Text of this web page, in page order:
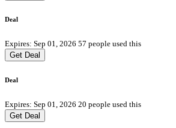
Deal
Expires: Sep 01, 2026 57 people used this
Get Deal
Deal
Expires: Sep 01, 2026 20 people used this
Get Deal